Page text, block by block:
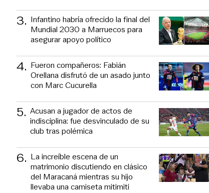
3. Infantino habría ofrecido la final del
Mundial 2030 a Marruecos para
asegurar apoyo político
4. Fueron compañeros: Fabián
Orellana disfrutó de un asado junto
con Marc Cucurella
5. Acusan a jugador de actos de
indisciplina: fue desvinculado de su
club tras polémica
6. La increíble escena de un
matrimonio discutiendo en clásico
del Maracaná mientras su hijo
llevaba una camiseta mitimiti